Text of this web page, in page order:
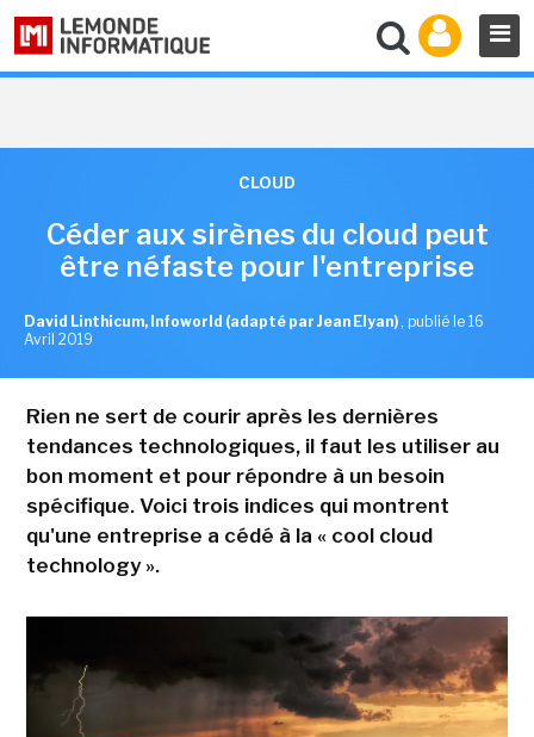
CLOUD
Céder aux sirènes du cloud peut
être néfaste pour l'entreprise
David Linthicum, Infoworld (adapté par Jean Elyan) , publié le 16
Avril 2019
Rien ne sert de courir après les dernières
tendances technologiques, il faut les utiliser au
bon moment et pour répondre à un besoin
spécifique. Voici trois indices qui montrent
qu'une entreprise a cédé à la « cool cloud
technology ».